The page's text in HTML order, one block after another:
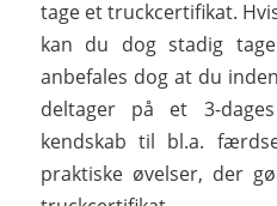
tage et truckcertifikat.
kan du dog stadig
anbefales dog at du
deltager på et 3-
kendskab til bl.a.
praktiske øvelser, der